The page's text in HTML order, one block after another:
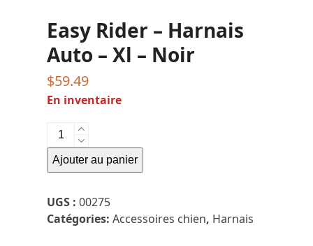
Easy Rider – Harnais
Auto – Xl – Noir
$59.49
En inventaire
quantité
de
Easy
-
Harnais
Ajouter au panier
UGS :00275
Catégories:Accessoires chien, Harnais